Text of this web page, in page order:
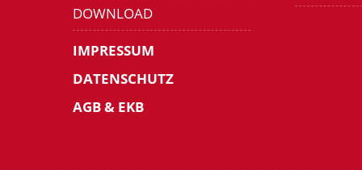
DOWNLOAD
IMPRESSUM
DATENSCHUTZ
AGB & EKB